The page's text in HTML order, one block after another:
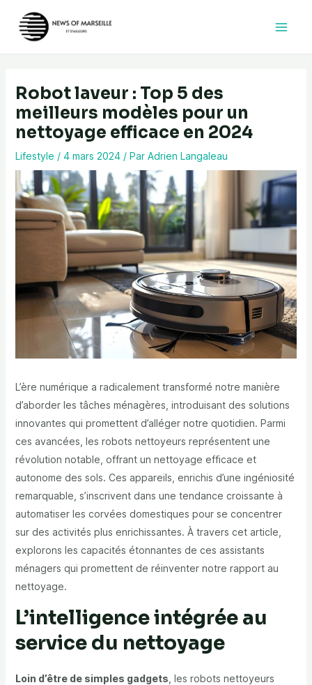
contenu
Robot laveur : Top 5 des
meilleurs modèles pour un
nettoyage efficace en 2024
Lifestyle / 4 mars 2024 / Par Adrien Langaleau
L’ère numérique a radicalement transformé notre manière
d’aborder les tâches ménagères, introduisant des solutions
innovantes qui promettent d’alléger notre quotidien. Parmi
ces avancées, les robots nettoyeurs représentent une
révolution notable, offrant un nettoyage efficace et
autonome des sols. Ces appareils, enrichis d’une ingéniosité
remarquable, s’inscrivent dans une tendance croissante à
automatiser les corvées domestiques pour se concentrer
sur des activités plus enrichissantes. À travers cet article,
explorons les capacités étonnantes de ces assistants
ménagers qui promettent de réinventer notre rapport au
nettoyage.
L’intelligence intégrée au
service du nettoyage
Loin d’être de simples gadgets , les robots nettoyeurs